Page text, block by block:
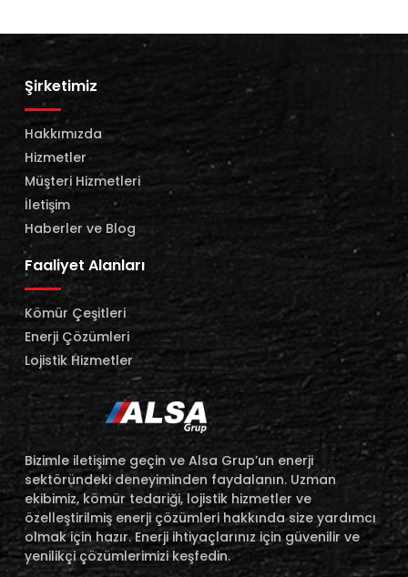
Şirketimiz
Hakkımızda
Hizmetler
Müşteri Hizmetleri
İletişim
Haberler ve Blog
Faaliyet Alanları
Kömür Çeşitleri
Enerji Çözümleri
Lojistik Hizmetler
Bizimle iletişime geçin ve Alsa Grup’un enerji
sektöründeki deneyiminden faydalanın. Uzman
ekibimiz, kömür tedariği, lojistik hizmetler ve
özelleştirilmiş enerji çözümleri hakkında size yardımcı
olmak için hazır. Enerji ihtiyaçlarınız için güvenilir ve
yenilikçi çözümlerimizi keşfedin.